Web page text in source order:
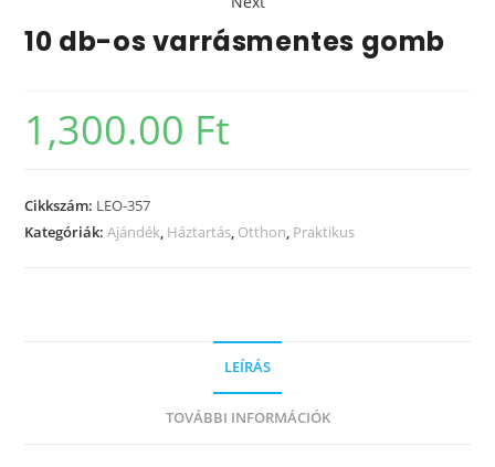
10 db-os varrásmentes gomb
1,300.00 Ft
Cikkszám: LEO-357
Kategóriák:Ajándék, Háztartás, Otthon, Praktikus
LEÍRÁS
TOVÁBBI INFORMÁCIÓK